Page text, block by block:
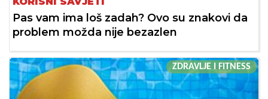
Pas vam ima loš zadah? Ovo su znakovi da
problem možda nije bezazlen
ZDRAVLJE I FITNESS